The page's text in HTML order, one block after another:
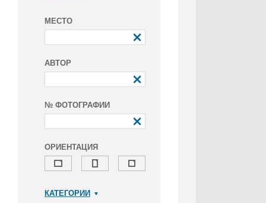
МЕСТО
АВТОР
№ ФОТОГРАФИИ
ОРИЕНТАЦИЯ
КАТЕГОРИИ